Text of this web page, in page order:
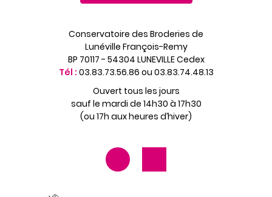
Conservatoire des Broderies de
Lunéville François-Remy
BP 70117 - 54304 LUNEVILLE Cedex
Tél : 03.83.73.56.86 ou 03.83.74.48.13
Ouvert tous les jours
sauf le mardi de 14h30 à 17h30
(ou 17h aux heures d’hiver)